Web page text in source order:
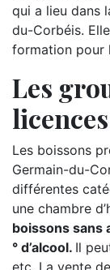
qui a lieu dans
du-Corbéis.
formation pour
Les
Les boissons
Germain-du-
différentes
une chambre
boissons sans
° d’alcool. Il
etc. La vente